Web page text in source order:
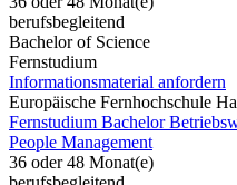
berufsbegleitend
Bachelor of Science
Fernstudium
Informationsmaterial anfordern
Europäische Fernhochschule
Fernstudium Bachelor
People Management
36 oder 48 Monat(e)